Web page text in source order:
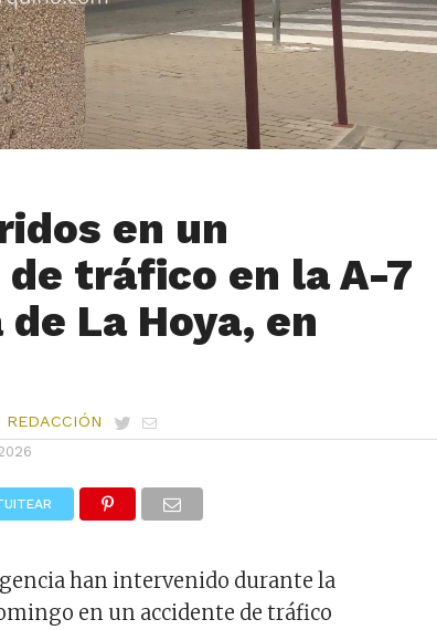
en un
tráfico en la A-7
La Hoya, en
han intervenido durante la
en un accidente de tráfico